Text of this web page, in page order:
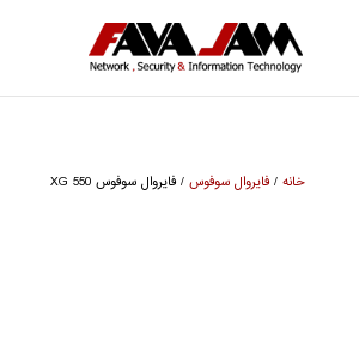
خانه/ فایروال سوفوس/ فایروال سوفوس XG 550